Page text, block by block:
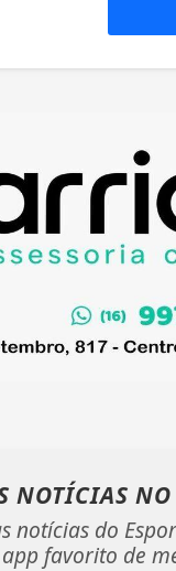
NOTÍCIAS NO
notícias do
favorito de